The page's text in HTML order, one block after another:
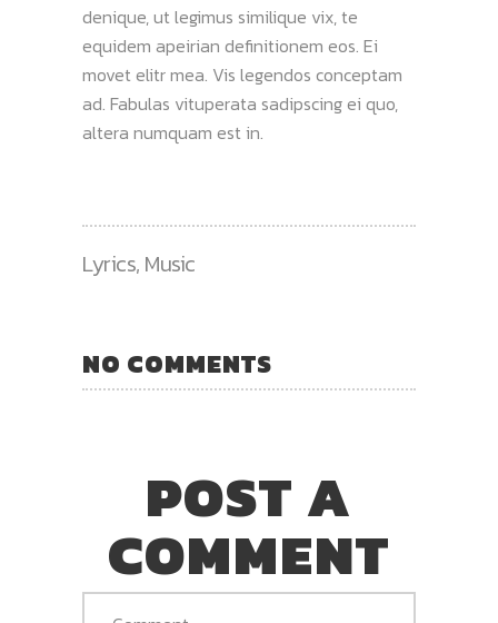
denique, ut legimus similique vix, te
equidem apeirian definitionem eos. Ei
movet elitr mea. Vis legendos conceptam
ad. Fabulas vituperata sadipscing ei quo,
altera numquam est in.
Lyrics, Music
NO COMMENTS
POST A
COMMENT